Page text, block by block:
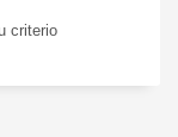
criterio